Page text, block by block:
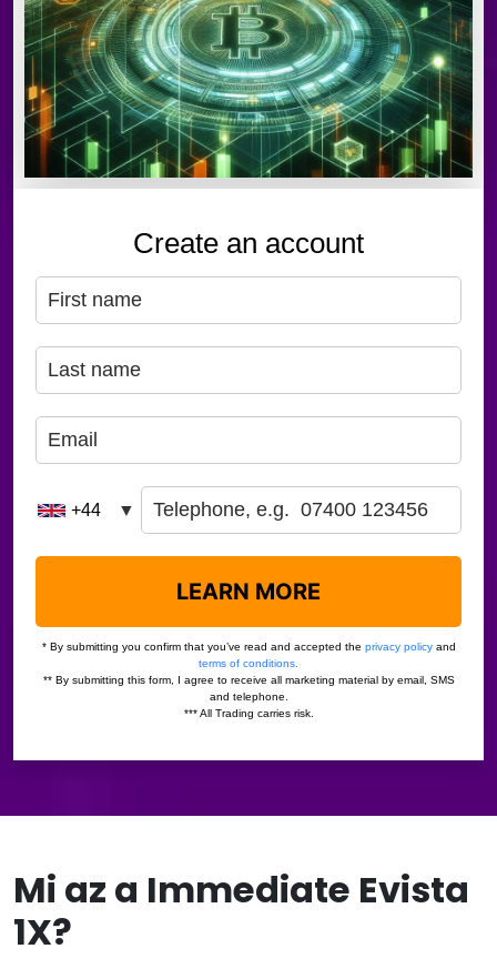
Mi az a Immediate Evista
1X?